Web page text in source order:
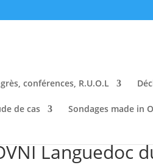
conférences, R.U.O.L
de cas Sondages made in
Languedoc